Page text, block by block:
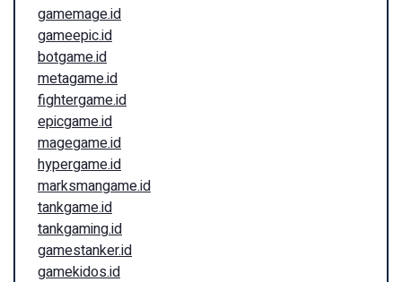
gamemage.id
gameepic.id
botgame.id
metagame.id
fightergame.id
epicgame.id
magegame.id
hypergame.id
marksmangame.id
tankgame.id
tankgaming.id
gamestanker.id
gamekidos.id